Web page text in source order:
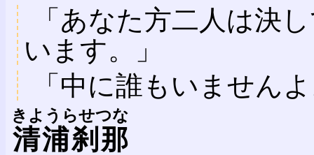
「あなた方二人は決
います。」
「中に誰もいません
清浦刹那
きようらせつな